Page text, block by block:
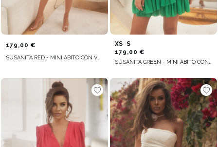
179,00 €
SUSANITA RED - MINI ABITO CON VOLANT E BUFFETTERIA
XS S
179,00 €
SUSANITA GREEN - MINI ABITO CON VOLANT E BUFFETTERIA